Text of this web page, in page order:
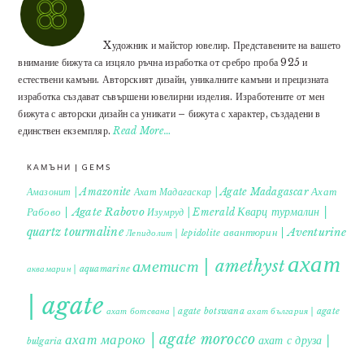
Xудожник и майстор ювелир. Представените на вашето
внимание бижута са изцяло ръчна изработка от сребро проба 925 и
естествени камъни. Авторският дизайн, уникалните камъни и прецизната
изработка създават съвършени ювелирни изделия. Изработените от мен
бижута с авторски дизайн са уникати – бижута с характер, създадени в
единствен екземпляр.Read More…
КАМЪНИ | GEMS
Амазонит | Amazonite Ахат Мадагаскар | Agate Madagascar Ахат
Рабово | Agate Rabovo Изумруд | Emerald Кварц турмалин |
quartz tourmaline Лепидолит | lepidolite авантюрин | Aventurine
аквамарин | aquamarine аметист | amethystахат
| agate ахат ботсвана | agate botswana ахат българия | agate
bulgaria ахат мароко | agate morocco ахат с друза |